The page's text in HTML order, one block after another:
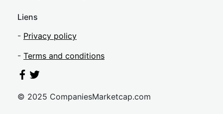
Liens
- Privacy policy
- Terms and conditions
© 2025 CompaniesMarketcap.com